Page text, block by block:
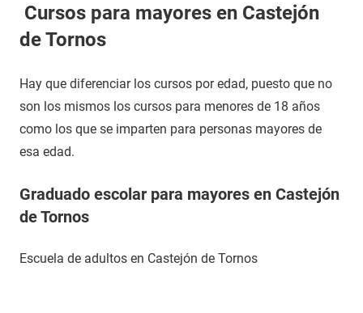
Cursos para mayores en Castejón
de Tornos
Hay que diferenciar los cursos por edad, puesto que no
son los mismos los cursos para menores de 18 años
como los que se imparten para personas mayores de
esa edad.
Graduado escolar para mayores en Castejón
de Tornos
Escuela de adultos en Castejón de Tornos